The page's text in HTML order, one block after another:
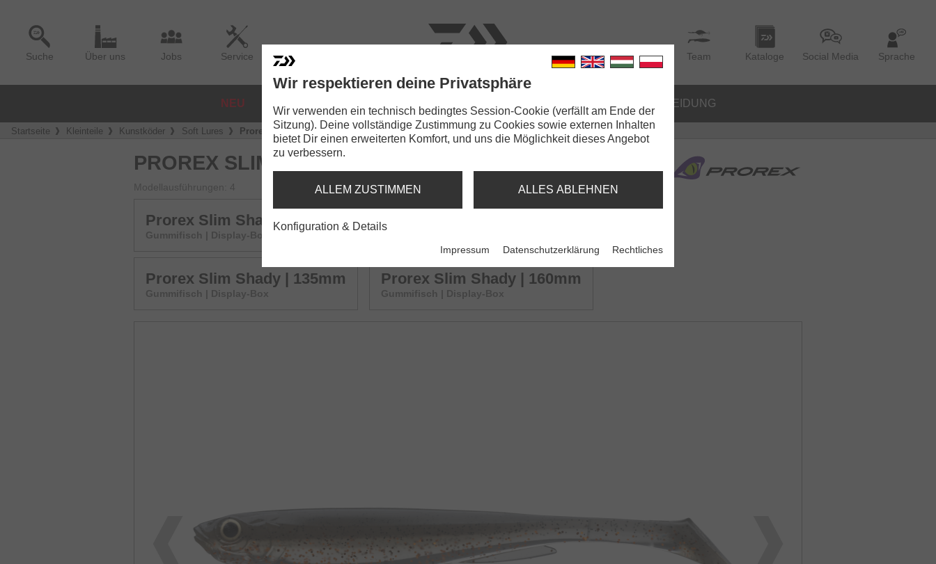
Suche Über uns Jobs Service Team Kataloge Social Media Sprache
NEU BEKLEIDUNG
Startseite Kleinteile Kunstköder Soft Lures Prorex Slim Shady | 105mm
PROREX SLIM SHADY
Modellausführungen: 4
Prorex Slim Shady | 75mm
Gummifisch | Display-Box
Prorex Slim Shady | 105mm
Prorex Slim Shady | 135mm
Gummifisch | Display-Box
Prorex Slim Shady | 160mm
Gummifisch | Display-Box
Wir respektieren deine Privatsphäre
Wir verwenden ein technisch bedingtes Session-Cookie (verfällt am Ende der
Sitzung). Deine vollständige Zustimmung zu Cookies sowie externen Inhalten
bietet Dir einen erweiterten Komfort, und uns die Möglichkeit dieses Angebot
zu verbessern.
ALLEM ZUSTIMMEN ALLES ABLEHNEN
Konfiguration & Details
Impressum Datenschutzerklärung Rechtliches